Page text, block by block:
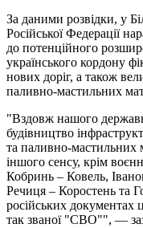
За даними розвідки, у
Російської Федерації
до потенційного
українського кордону
нових доріг, а також
паливно-мастильних
"Вздовж нашого
будівництво
та паливно-мастильних
іншого сенсу, крім
Кобринь – Ковель,
Речиця – Коростень та
російських документах
так званої "СВО"", —